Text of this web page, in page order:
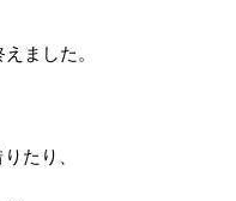
ました。
たり、